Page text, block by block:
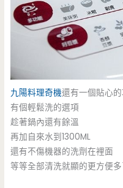
九陽料理奇機還有一個貼心
有個輕鬆洗的選項
趁著鍋內還有餘溫
再加自來水到1300ML
還有不傷機器的洗劑在裡面
等等全部清洗就顯的更方便多